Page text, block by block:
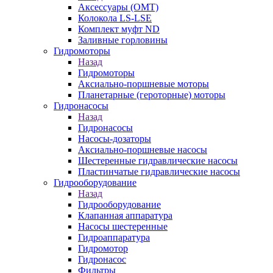
Аксессуары (OMT)
Колокола LS-LSE
Комплект муфт ND
Заливные горловины
Гидромоторы
Назад
Гидромоторы
Аксиально-поршневые моторы
Планетарные (героторные) моторы
Гидронасосы
Назад
Гидронасосы
Насосы-дозаторы
Аксиально-поршневые насосы
Шестеренные гидравлические насосы
Пластинчатые гидравлические насосы
Гидрооборудование
Назад
Гидрооборудование
Клапанная аппаратура
Насосы шестеренные
Гидроаппаратура
Гидромотор
Гидронасос
Фильтры